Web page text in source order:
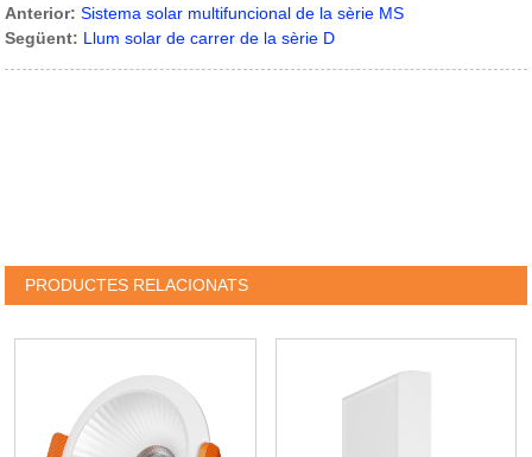
Anterior: Sistema solar multifuncional de la sèrie MS
Següent: Llum solar de carrer de la sèrie D
PRODUCTES RELACIONATS